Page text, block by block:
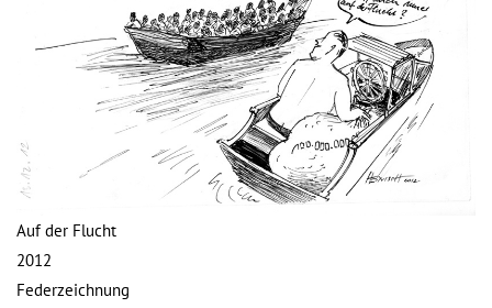
Auf der Flucht
2012
Federzeichnung